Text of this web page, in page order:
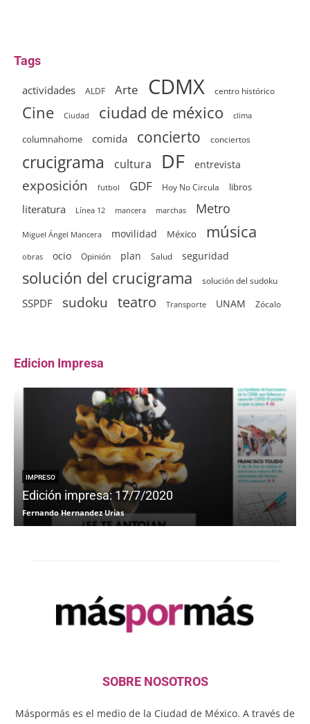
Tags
actividades ALDF Arte CDMX centro histórico
Cine Ciudad ciudad de méxico clima
columnahome comida concierto conciertos
crucigrama cultura DF entrevista
exposición futbol GDF Hoy No Circula libros
literatura Línea 12 mancera marchas Metro
Miguel Ángel Mancera movilidad México música
obras ocio Opinión plan Salud seguridad
solución del crucigrama solución del sudoku
SSPDF sudoku teatro Transporte UNAM Zócalo
Edicion Impresa
IMPRESO
Edición impresa: 17/7/2020
Fernando Hernandez Urias
SOBRE NOSOTROS
Máspormás es el medio de la Ciudad de México. A través de